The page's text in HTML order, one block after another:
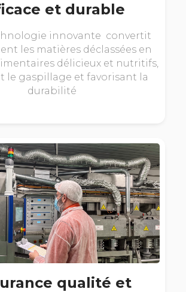
et durable
innovante convertit
les matières déclassées en
délicieux et nutritifs,
le gaspillage et favorisant la
durabilité
qualité et